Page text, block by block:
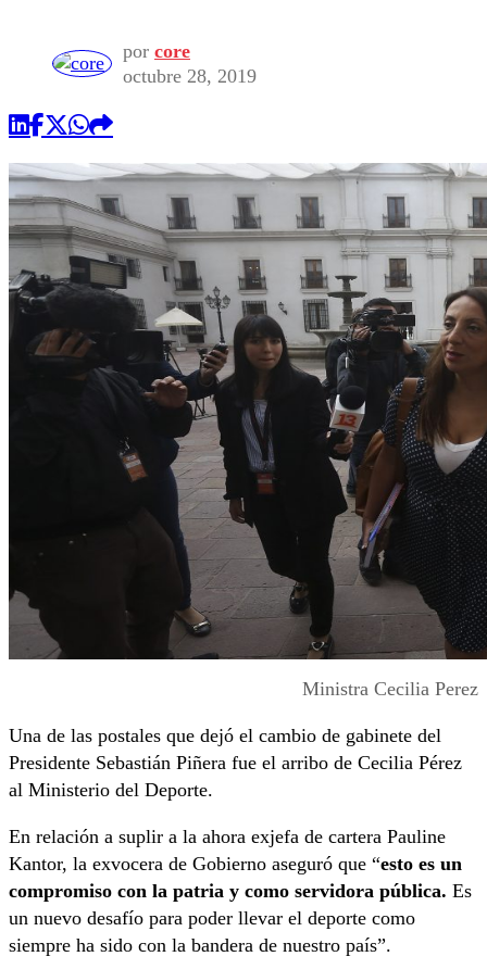
por core
octubre 28, 2019
Ministra Cecilia Perez
Una de las postales que dejó el cambio de gabinete del
Presidente Sebastián Piñera fue el arribo de Cecilia Pérez
al Ministerio del Deporte.
En relación a suplir a la ahora exjefa de cartera Pauline
Kantor, la exvocera de Gobierno aseguró que “esto es un
compromiso con la patria y como servidora pública. Es
un nuevo desafío para poder llevar el deporte como
siempre ha sido con la bandera de nuestro país”.